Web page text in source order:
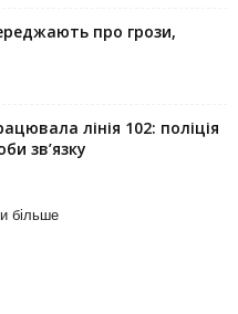
про грози,
лінія 102: поліція
зв’язку
більше